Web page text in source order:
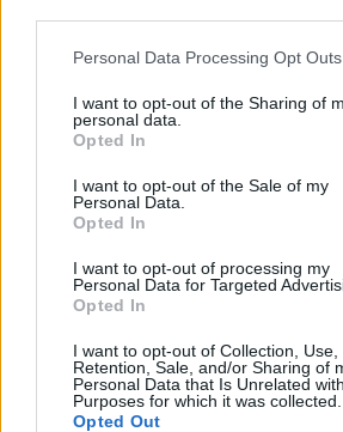
Personal Data Processing Opt Outs
I want to opt-out of the Sharing of
personal data.
Opted In
I want to opt-out of the Sale of my
Personal Data.
Opted In
I want to opt-out of processing my
Personal Data for Targeted
Opted In
I want to opt-out of Collection, Use,
Retention, Sale, and/or Sharing of
Personal Data that Is Unrelated
Purposes for which it was collected.
Opted Out
και μάθετε πρώτοι όλα τα
Δείτε όλες τις τελευταίες
Ειδήσεις από την Ελλάδα και